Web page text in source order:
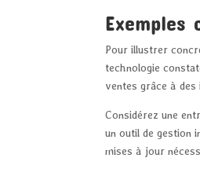
Pour illustrer
technologie
ventes grâce à
Considérez une
un outil de gestion
mises à jour